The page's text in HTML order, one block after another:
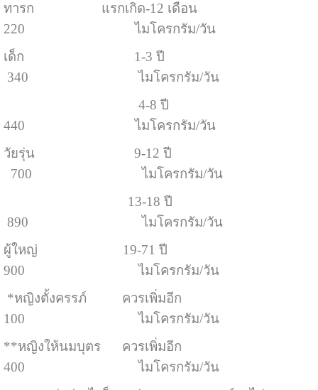
ทารก แรกเกิด-12 เดือน
220 ไมโครกรัม/วัน
เด็ก 1-3 ปี
340 ไมโครกรัม/วัน
4-8 ปี
440 ไมโครกรัม/วัน
วัยรุ่น 9-12 ปี
700 ไมโครกรัม/วัน
13-18 ปี
890 ไมโครกรัม/วัน
ผู้ใหญ่ 19-71 ปี
900 ไมโครกรัม/วัน
*หญิงตั้งครรภ์ ควรเพิ่มอีก
100 ไมโครกรัม/วัน
**หญิงให้นมบุตร ควรเพิ่มอีก
400 ไมโครกรัม/วัน